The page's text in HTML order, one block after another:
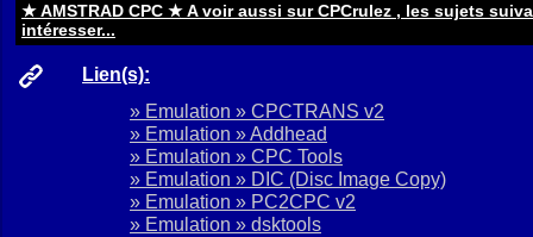
★ AMSTRAD CPC ★ A voir aussi sur CPCrulez , les sujets
intéresser...
Lien(s):
» Emulation » CPCTRANS v2
» Emulation » Addhead
» Emulation » CPC Tools
» Emulation » DIC (Disc Image Copy)
» Emulation » PC2CPC v2
» Emulation » dsktools